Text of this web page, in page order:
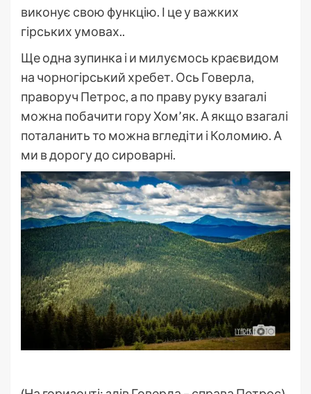
виконує свою функцію. І це у важких
гірських умовах..
Ще одна зупинка і и милуємось краєвидом
на чорногірський хребет. Ось Говерла,
праворуч Петрос, а по праву руку взагалі
можна побачити гору Хом’як. А якщо взагалі
поталанить то можна вгледіти і Коломию. А
ми в дорогу до сироварні.